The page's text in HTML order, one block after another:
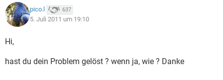
pico.l 637
5. Juli 2011 um 19:10
Hi,
hast du dein Problem gelöst ? wenn ja, wie ? Danke